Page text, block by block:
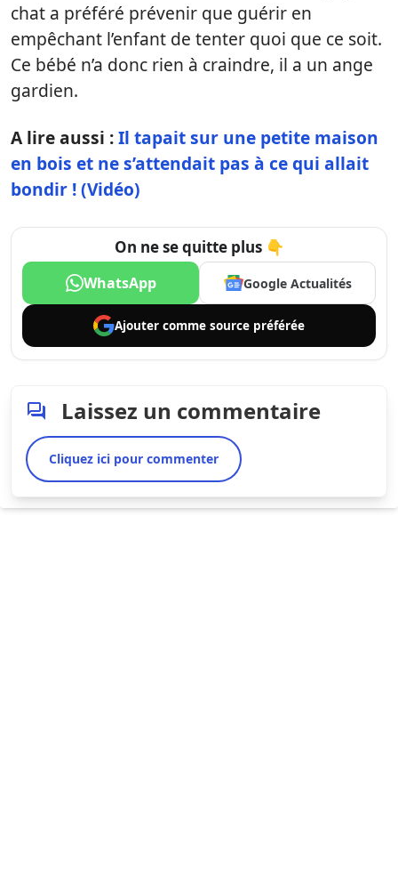
chat a préféré prévenir que guérir en
empêchant l’enfant de tenter quoi que ce soit.
Ce bébé n’a donc rien à craindre, il a un ange
gardien.
A lire aussi :Il tapait sur une petite maison
en bois et ne s’attendait pas à ce qui allait
bondir ! (Vidéo)
On ne se quitte plus 👇
WhatsApp Google Actualités
Ajouter comme source préférée
Laissez un commentaire
Cliquez ici pour commenter